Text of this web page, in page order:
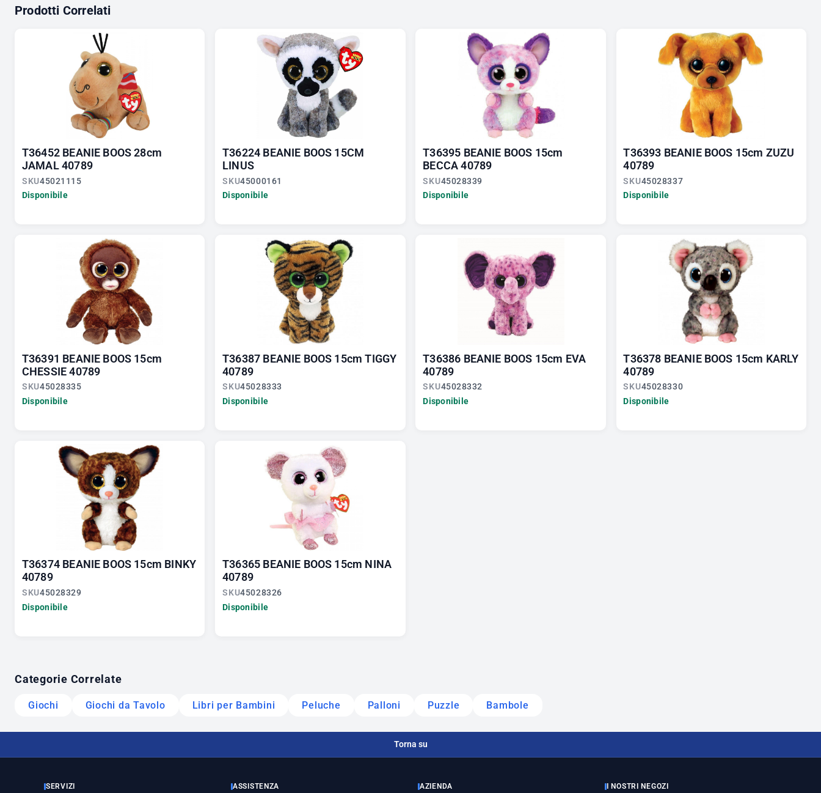
Prodotti Correlati
T36452 BEANIE BOOS 28cm
JAMAL 40789
SKU45021115
Disponibile
T36224 BEANIE BOOS 15CM
LINUS
SKU45000161
Disponibile
T36395 BEANIE BOOS 15cm
BECCA 40789
SKU45028339
Disponibile
T36393 BEANIE BOOS 15cm ZUZU
40789
SKU45028337
Disponibile
T36391 BEANIE BOOS 15cm
CHESSIE 40789
SKU45028335
Disponibile
T36387 BEANIE BOOS 15cm TIGGY
40789
SKU45028333
Disponibile
T36386 BEANIE BOOS 15cm EVA
40789
SKU45028332
Disponibile
T36378 BEANIE BOOS 15cm KARLY
40789
SKU45028330
Disponibile
T36374 BEANIE BOOS 15cm BINKY
40789
SKU45028329
Disponibile
T36365 BEANIE BOOS 15cm NINA
40789
SKU45028326
Disponibile
Categorie Correlate
Giochi Giochi da Tavolo Libri per Bambini Peluche Palloni Puzzle Bambole
Torna su
SERVIZI ASSISTENZA AZIENDA I NOSTRI NEGOZI